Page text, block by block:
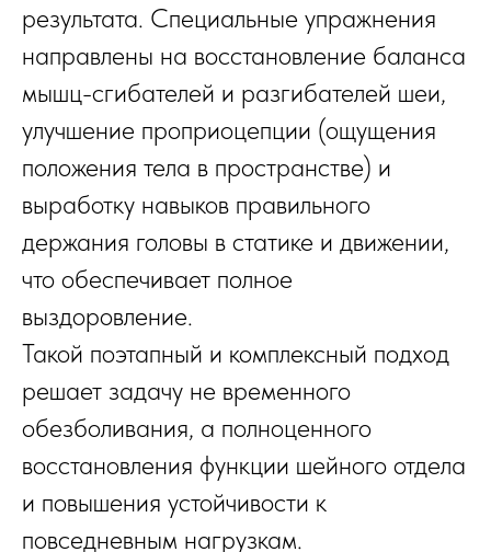
результата. Специальные упражнения
направлены на восстановление баланса
мышц-сгибателей и разгибателей шеи,
улучшение проприоцепции (ощущения
положения тела в пространстве) и
выработку навыков правильного
держания головы в статике и движении,
что обеспечивает полное
выздоровление.
Такой поэтапный и комплексный подход
решает задачу не временного
обезболивания, а полноценного
восстановления функции шейного отдела
и повышения устойчивости к
повседневным нагрузкам.